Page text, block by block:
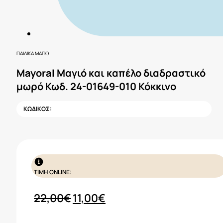
ΠΑΙΔΙΚΆ ΜΑΓΙΌ
Mayoral Μαγιό και καπέλο διαδραστικό
μωρό Κωδ. 24-01649-010 Κόκκινο
ΚΩΔΙΚΟΣ:
ΤΙΜΗ ONLINE:
22,00€Original
11,00€